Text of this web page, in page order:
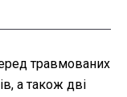
травмованих
а також дві